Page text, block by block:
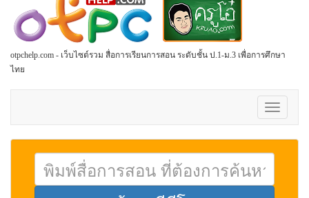
otpchelp.com - เว็บไซต์รวม สื่อการเรียนการสอน ระดับชั้น ป.1-ม.3 เพื่อการศึกษา
ไทย
Toggle